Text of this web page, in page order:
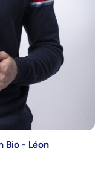
Bio - Léon